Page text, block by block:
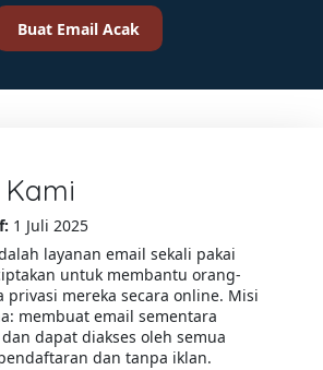
Buat Email Acak
1 Juli 2025
layanan email sekali pakai
untuk membantu orang-
privasi mereka secara online. Misi
membuat email sementara
dapat diakses oleh semua
dan tanpa iklan.